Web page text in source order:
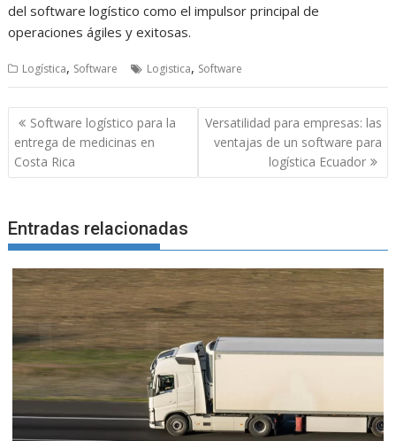
del software logístico como el impulsor principal de
operaciones ágiles y exitosas.
Logística, Software Logistica, Software
Navegación
de
entradas
Software logístico para la
entrega de medicinas en
Costa Rica
Versatilidad para empresas: las
ventajas de un software para
logística Ecuador
Entradas relacionadas